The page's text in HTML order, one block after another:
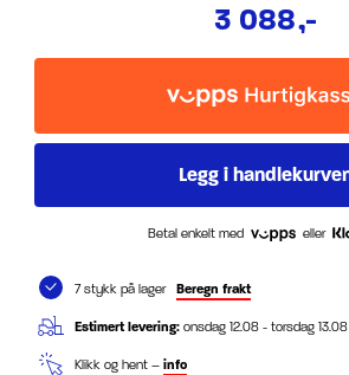
3 088,-
Betal enkelt med eller
7 stykk på lager Beregn frakt
Estimert levering: onsdag 12.08 - torsdag 13.08
Klikk og hent – info